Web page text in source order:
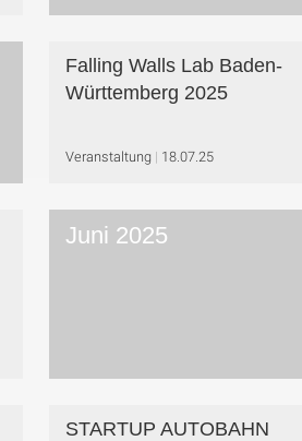
Falling Walls Lab Baden-
Württemberg 2025
Veranstaltung 18.07.25
Juni 2025
STARTUP AUTOBAHN